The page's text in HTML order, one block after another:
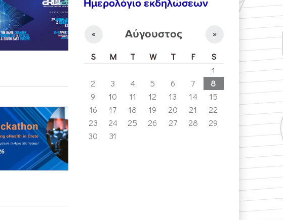
Ημερολόγιο εκδηλώσεων
Αύγουστος
« »
S M T W T F
S
1
2
3 4 5 6 7
8
9
10 11 12 13 14
15
16
17 18 19 20 21
22
23
24 25 26 27 28
29
30
31